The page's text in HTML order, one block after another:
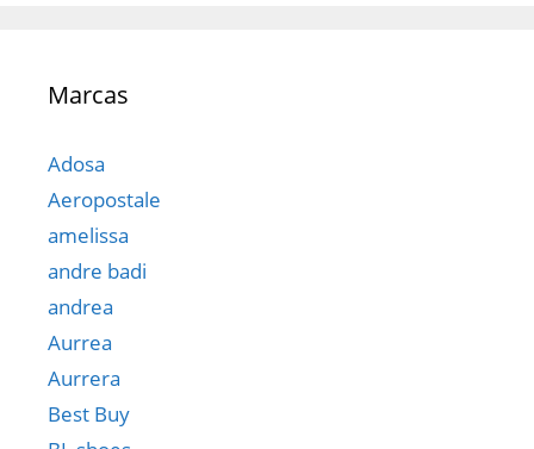
Marcas
Adosa
Aeropostale
amelissa
andre badi
andrea
Aurrea
Aurrera
Best Buy